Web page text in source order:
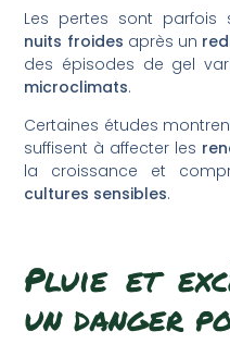
Les pertes sont parfois
nuits froides après un
des épisodes de gel
microclimats.
Certaines études
suffisent à affecter les
la croissance et
cultures sensibles.
Pluie et
un danger